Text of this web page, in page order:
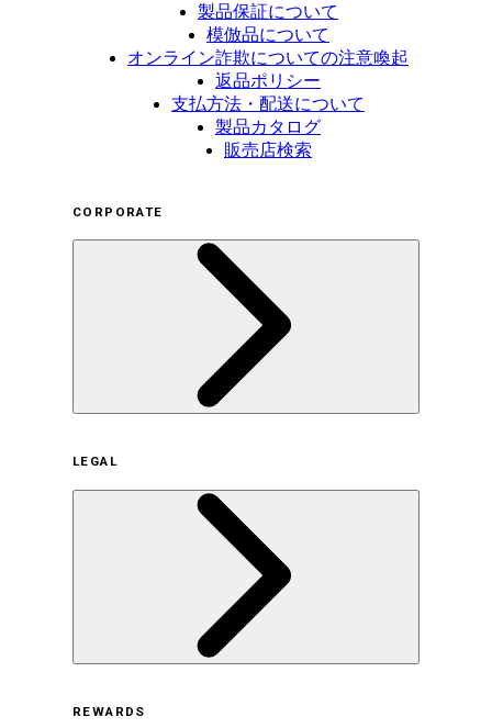
製品保証について
模倣品について
オンライン詐欺についての注意喚起
返品ポリシー
支払方法・配送について
製品カタログ
販売店検索
CORPORATE
サステナビリティの取り組み（日本）
サステナビリティの取り組み（米国/英語）
ヒストリー
採用情報
LEGAL
REWARDS